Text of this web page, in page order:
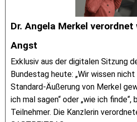
Dr. Angela Merkel
Angst
Exklusiv aus der digitalen Sitzung
Bundestag heute: „Wir wissen nicht
Standard-Äußerung von Merkel
ich mal sagen“ oder „wie ich
Teilnehmer. Die Kanzlerin